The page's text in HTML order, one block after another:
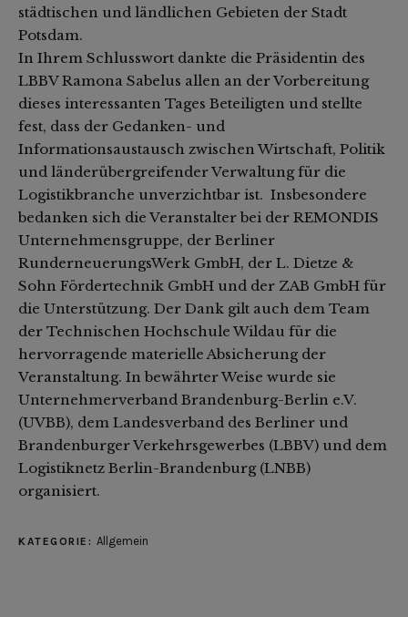
städtischen und ländlichen Gebieten der Stadt
Potsdam.
In Ihrem Schlusswort dankte die Präsidentin des
LBBV Ramona Sabelus allen an der Vorbereitung
dieses interessanten Tages Beteiligten und stellte
fest, dass der Gedanken- und
Informationsaustausch zwischen Wirtschaft, Politik
und länderübergreifender Verwaltung für die
Logistikbranche unverzichtbar ist. Insbesondere
bedanken sich die Veranstalter bei der REMONDIS
Unternehmensgruppe, der Berliner
RunderneuerungsWerk GmbH, der L. Dietze &
Sohn Fördertechnik GmbH und der ZAB GmbH für
die Unterstützung. Der Dank gilt auch dem Team
der Technischen Hochschule Wildau für die
hervorragende materielle Absicherung der
Veranstaltung. In bewährter Weise wurde sie
Unternehmerverband Brandenburg-Berlin e.V.
(UVBB), dem Landesverband des Berliner und
Brandenburger Verkehrsgewerbes (LBBV) und dem
Logistiknetz Berlin-Brandenburg (LNBB)
organisiert.
KATEGORIE: Allgemein